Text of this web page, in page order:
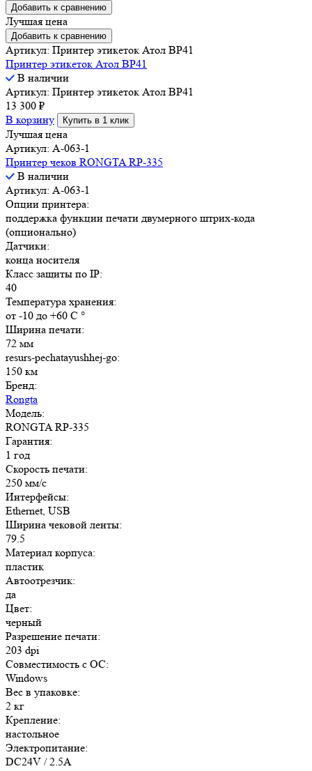
Добавить к сравнению
Лучшая цена
Добавить к сравнению
Артикул: Принтер этикеток Атол ВР41
Принтер этикеток Атол ВР41
В наличии
Артикул: Принтер этикеток Атол ВР41
13 300 ₽
В корзину
Купить в 1 клик
Лучшая цена
Артикул: A-063-1
Принтер чеков RONGTA RP-335
В наличии
Артикул: A-063-1
Опции принтера:
поддержка функции печати двумерного штрих-кода
(опционально)
Датчики:
конца носителя
Класс защиты по IP:
40
Температура хранения:
от -10 до +60 С °
Ширина печати:
72 мм
resurs-pechatayushhej-go:
150 км
Бренд:
Rongta
Модель:
RONGTA RP-335
Гарантия:
1 год
Скорость печати:
250 мм/c
Интерфейсы:
Ethernet, USB
Ширина чековой ленты:
79.5
Материал корпуса:
пластик
Автоотрезчик:
да
Цвет:
черный
Разрешение печати:
203 dpi
Совместимость с ОС:
Windows
Вес в упаковке:
2 кг
Крепление:
настольное
Электропитание:
DC24V / 2.5A